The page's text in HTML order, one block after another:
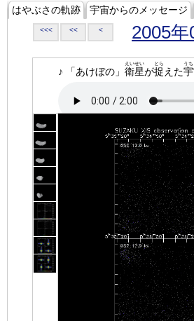
はやぶさの軌跡 宇宙からのメッセージ
<<< << < 2005年
♪ 「あけぼの」 衛星
えいせい
が捉
とら
えた
うち